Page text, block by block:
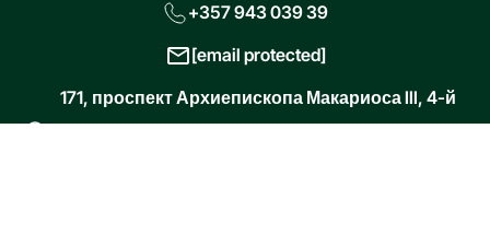
+357 943 039 39
[email protected]
171, проспект Архиепископа Макариоса III, 4-й